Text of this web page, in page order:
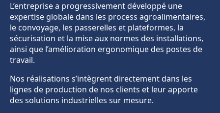
L’entreprise a progressivement développé une
expertise globale dans les process agroalimentaires,
le convoyage, les passerelles et plateformes, la
sécurisation et la mise aux normes des installations,
ainsi que l’amélioration ergonomique des postes de
travail.
Nos réalisations s’intègrent directement dans les
lignes de production de nos clients et leur apporte
des solutions industrielles sur mesure.